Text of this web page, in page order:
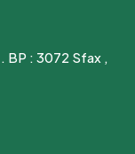
BP : 3072 Sfax ,